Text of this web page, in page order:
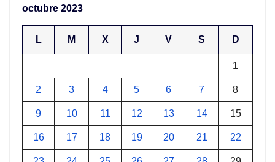
octubre 2023
L M X J V S D
1
2 3 4 5 6 7 8
9 10 11 12 13 14 15
16 17 18 19 20 21 22